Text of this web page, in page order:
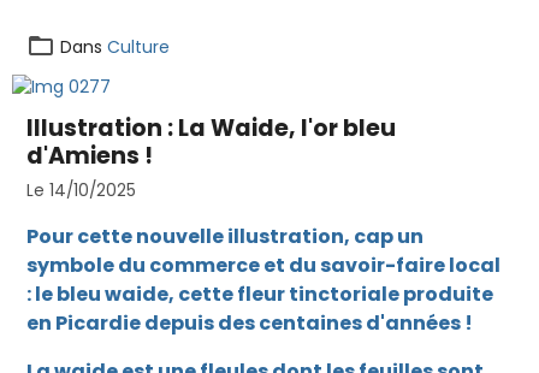
Dans Culture
Illustration : La Waide, l'or bleu
d'Amiens !
Le 14/10/2025
Pour cette nouvelle illustration, cap un
symbole du commerce et du savoir-faire local
: le bleu waide, cette fleur tinctoriale produite
en Picardie depuis des centaines d'années !